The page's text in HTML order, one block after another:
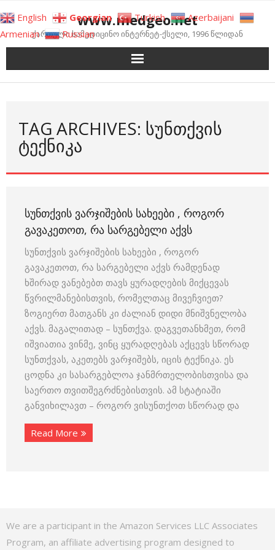
to
content
www.medgeo.net
ქართული სამედიცინო ინტერნეტ-ქსელი, 1996 წლიდან
TAG ARCHIVES: ᲡᲣᲜᲗᲥᲕᲘᲡ
ᲢᲔᲥᲜᲘᲙᲐ
ᲡᲣᲜᲗᲥᲕᲘᲡ ᲕᲐᲠᲯᲘᲨᲔᲑᲘᲡ ᲡᲐᲮᲔᲔᲑᲘ , ᲠᲝᲒᲝᲠ
ᲒᲐᲕᲐᲙᲔᲗᲝᲗ, ᲠᲐ ᲡᲐᲠᲒᲔᲑᲔᲚᲘ ᲐᲥᲕᲡ
სუნთქვის ვარჯიშების სახეები , როგორ
გავაკეთოთ, რა სარგებელი აქვს რამდენად
ხშირად ვანებებთ თავს ყურადღების მიქცევას
წვრილმანებისთვის, რომელთაც მივეჩვიეთ?
ზოგიერთ მათგანს კი ძალიან დიდი მნიშვნელობა
აქვს. მაგალითად – სუნთქვა. დაგვეთანხმეთ, რომ
იშვიათია ვინმე, ვინც ყურადღებას აქცევს სწორად
სუნთქვას, აკეთებს ვარჯიშებს, იცის ტექნიკა. ეს
ცოდნა კი სასარგებლოა ჯანმრთელობისთვისა და
საერთო თვითშეგრძნებისთვის. ამ სტატიაში
განვიხილავთ – როგორ ვისუნთქოთ სწორად და
Read More
We are a participant in the Amazon Services LLC Associates
Program, an affiliate advertising program designed to
English Georgian Turkish
Azerbaijani
Armenian
Russian